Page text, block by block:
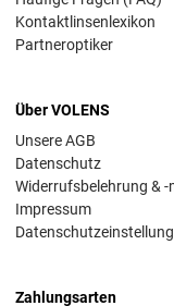
Kontaktlinsenlexikon
Partneroptiker
Über VOLENS
Unsere AGB
Datenschutz
Widerrufsbelehrung &
Impressum
Zahlungsarten